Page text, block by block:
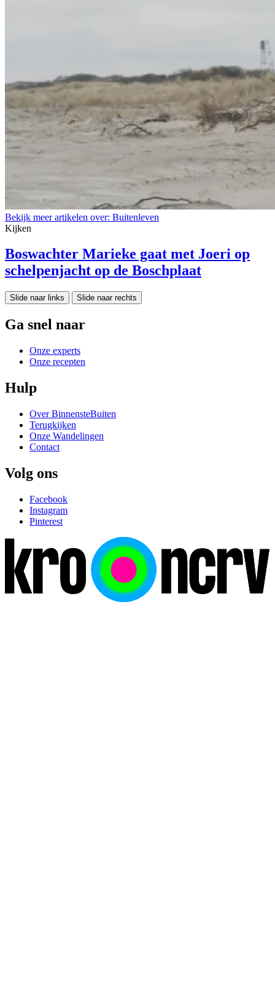
Bekijk meer artikelen over: Buitenleven
Kijken
Boswachter Marieke gaat met Joeri op
schelpenjacht op de Boschplaat
Slide naar links Slide naar rechts
Ga snel naar
Onze experts
Onze recepten
Hulp
Over BinnensteBuiten
Terugkijken
Onze Wandelingen
Contact
Volg ons
Facebook
Instagram
Pinterest